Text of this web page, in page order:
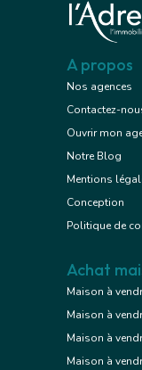
A propos
Nos agences
Contactez-
Ouvrir mon
Notre Blog
Mentions
Conception
Politique de
Achat
Maison à
Maison à
Maison à
Maison à